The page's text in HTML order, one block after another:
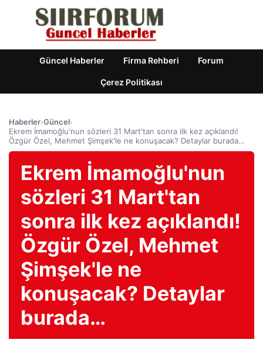
Güncel Haberler Firma Rehberi Forum
Çerez Politikası
Haberler›Güncel›
Ekrem İmamoğlu'nun sözleri 31 Mart'tan sonra ilk kez açıklandı!
Özgür Özel, Mehmet Şimşek'le ne konuşacak? Detaylar burada…
Ekrem İmamoğlu'nun
sözleri 31 Mart'tan
sonra ilk kez açıklandı!
Özgür Özel, Mehmet
Şimşek'le ne
konuşacak? Detaylar
burada…